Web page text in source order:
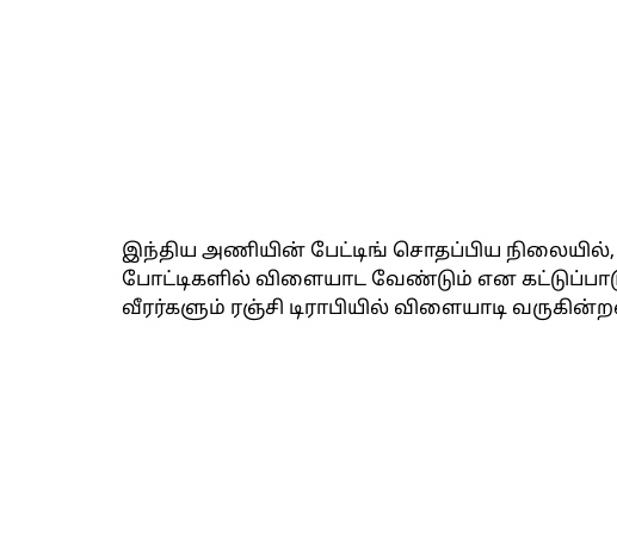
இந்திய அணியின் பேட்டிங் சொதப்பிய
போட்டிகளில் விளையாட வேண்டும் என
வீரர்களும் ரஞ்சி டிராபியில் விளையாடி